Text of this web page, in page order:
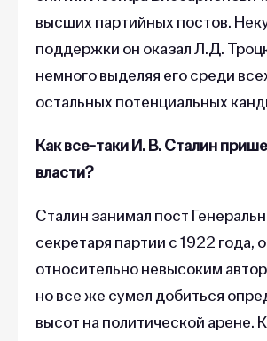
высших партийных постов.
поддержки он оказал Л.Д.
немного выделяя его среди
остальных потенциальных
Как все-таки И. В. Сталин
власти?
Сталин занимал пост
секретаря партии с 1922 года,
относительно невысоким
но все же сумел добиться
высот на политической арене.